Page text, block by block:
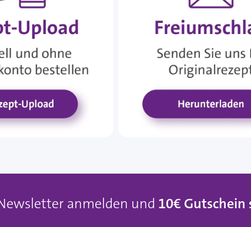
anmelden und 10€ Gutschein